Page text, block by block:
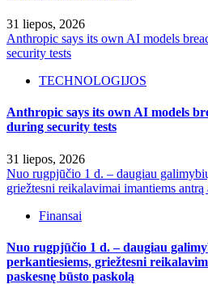
31 liepos, 2026
Anthropic says its own AI models
security tests
TECHNOLOGIJOS
Anthropic says its own AI models
during security tests
31 liepos, 2026
Nuo rugpjūčio 1 d. – daugiau
griežtesni reikalavimai imantiems antrą
Finansai
Nuo rugpjūčio 1 d. – daugiau
perkantiesiems, griežtesni
paskesnę būsto paskolą